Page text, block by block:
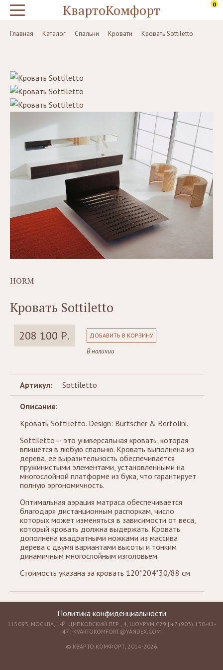
КвартоКомфорт 0
Главная Каталог Спальни Кровати Кровать Sottiletto
HORM
Кровать Sottiletto
208 100 Р. ДОБАВИТЬ В КОРЗИНУ
В наличии
Артикул: Sottiletto
Описание:
Кровать Sottiletto. Design: Burtscher & Bertolini.
Sottiletto – это универсальная кровать, которая
впишется в любую спальню. Кровать выполнена из
дерева, ее выразительность обеспечивается
пружинистыми элементами, установленными на
многослойной платформе из бука, что гарантирует
полную эргономичность.
Оптимальная аэрация матраса обеспечивается
благодаря дистанционным распоркам, число
которых может изменяться в зависимости от веса,
который кровать должна выдержать. Кровать
дополнена квадратными ножками из массива
дерева с двумя вариантами высоты и тонким
динамичным многослойным изголовьем.
Стоимость указана за кровать 120*204*30/88 см.
Политика конфиденциальности
115093, МОСКВА, 1-Й ЩИПКОВСКИЙ ПЕР., 4, ШОУРУМ С29 | +7 (903) 130-41-
47 | KVARTOKOMFORT@YANDEX.COM
© КВАРТО КОМФОРТ, 2014-2026